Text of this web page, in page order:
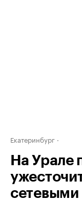
Екатеринбург
На Урале
сетевыми